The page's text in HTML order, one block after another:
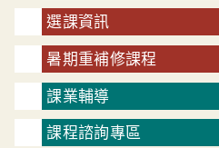
選課資訊
暑期重補修課程
課業輔導
課程諮詢專區